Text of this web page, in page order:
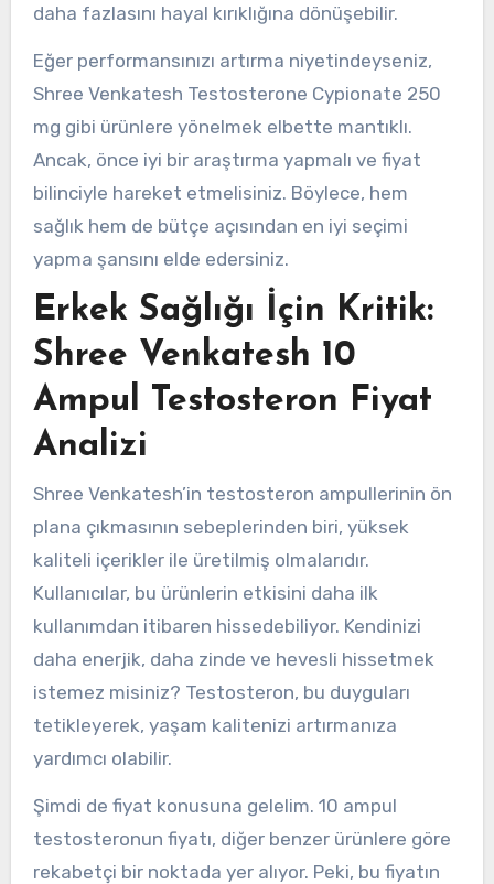
daha fazlasını hayal kırıklığına dönüşebilir.
Eğer performansınızı artırma niyetindeyseniz,
Shree Venkatesh Testosterone Cypionate 250
mg gibi ürünlere yönelmek elbette mantıklı.
Ancak, önce iyi bir araştırma yapmalı ve fiyat
bilinciyle hareket etmelisiniz. Böylece, hem
sağlık hem de bütçe açısından en iyi seçimi
yapma şansını elde edersiniz.
Erkek Sağlığı İçin Kritik:
Shree Venkatesh 10
Ampul Testosteron Fiyat
Analizi
Shree Venkatesh’in testosteron ampullerinin ön
plana çıkmasının sebeplerinden biri, yüksek
kaliteli içerikler ile üretilmiş olmalarıdır.
Kullanıcılar, bu ürünlerin etkisini daha ilk
kullanımdan itibaren hissedebiliyor. Kendinizi
daha enerjik, daha zinde ve hevesli hissetmek
istemez misiniz? Testosteron, bu duyguları
tetikleyerek, yaşam kalitenizi artırmanıza
yardımcı olabilir.
Şimdi de fiyat konusuna gelelim. 10 ampul
testosteronun fiyatı, diğer benzer ürünlere göre
rekabetçi bir noktada yer alıyor. Peki, bu fiyatın